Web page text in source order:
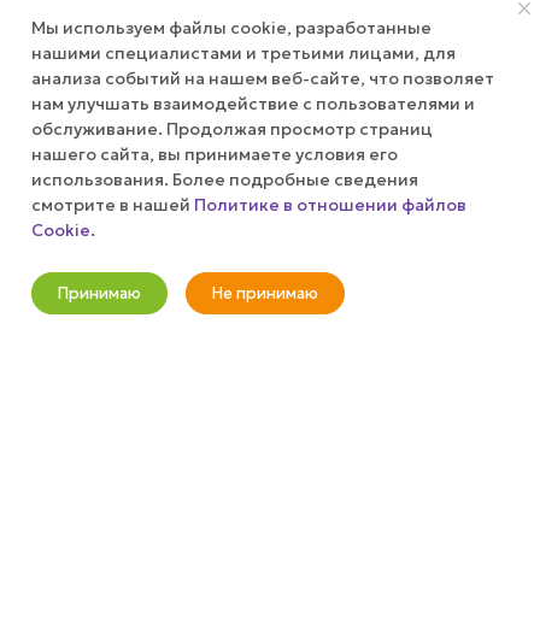
АКЦИИ
ПУБЛИЧНАЯ ОФЕРТА
КАК СДЕЛАТЬ ЗАКАЗ?
+7 (800) 100-37-51
Мы используем файлы cookie, разработанные
нашими специалистами и третьими лицами, для
анализа событий на нашем веб-сайте, что позволяет
нам улучшать взаимодействие с пользователями и
обслуживание. Продолжая просмотр страниц
нашего сайта, вы принимаете условия его
использования. Более подробные сведения
смотрите в нашей Политике в отношении файлов
Cookie.
Принимаю Не принимаю